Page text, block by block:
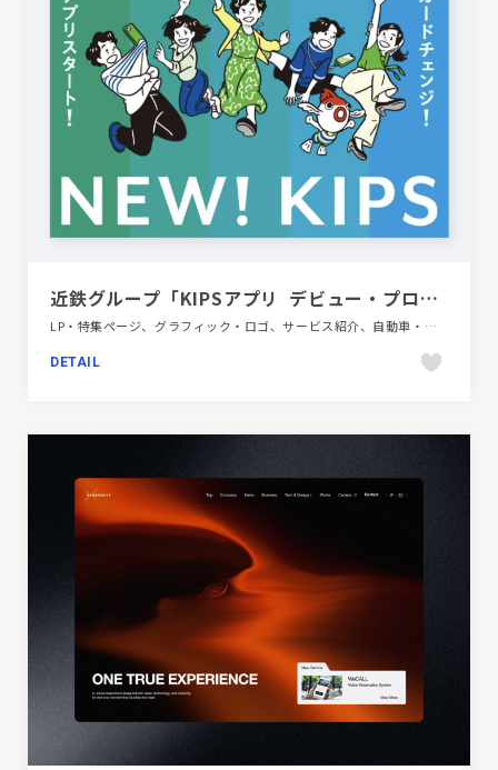
近鉄グループ「KIPSアプリ デビュー・プロモーション」「KIPSアプリ １周年プロモーション」
LP・特集ページ、グラフィック・ロゴ、サービス紹介、自動車・乗り物・交通
DETAIL